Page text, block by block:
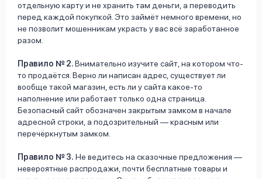
отдельную карту и не хранить там деньги, а переводить
перед каждой покупкой. Это займёт немного времени, но
не позволит мошенникам украсть у вас всё заработанное
разом.
Правило № 2.Внимательно изучите сайт, на котором что-
то продаётся. Верно ли написан адрес, существует ли
вообще такой магазин, есть ли у сайта какое-то
наполнение или работает только одна страница.
Безопасный сайт обозначен закрытым замком в начале
адресной строки, а подозрительный — красным или
перечёркнутым замком.
Правило № 3. Не ведитесь на сказочные предложения —
невероятные распродажи, почти бесплатные товары и